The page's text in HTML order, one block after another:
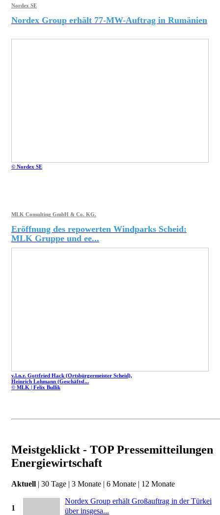
Nordex SE
Nordex Group erhält 77-MW-Auftrag in Rumänien
© Nordex SE
MLK Consulting GmbH & Co. KG.
Eröffnung des repowerten Windparks Scheid:
MLK Gruppe und ee...
v.l.n.r. Gottfried Hack (Ortsbürgermeister Scheid),
Heinrich Lohmann (Geschäftsf...
© MLK | Felix Bullik
Meistgeklickt - TOP Pressemitteilungen
Energiewirtschaft
Aktuell | 30 Tage | 3 Monate | 6 Monate | 12 Monate
1
Nordex Group erhält Großauftrag in der Türkei
über insgesa...